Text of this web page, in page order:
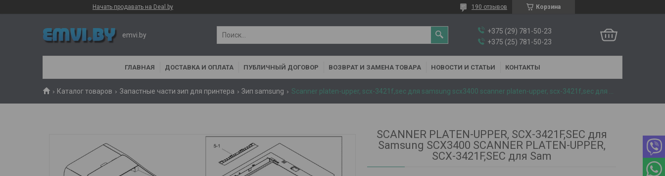
Начать продавать на Deal.by Корзина
190 отзывов
emvi.by
+375 (29) 781-50-23
+375 (25) 781-50-23
ГЛАВНАЯ ДОСТАВКА И ОПЛАТА ПУБЛИЧНЫЙ ДОГОВОР ВОЗВРАТ И ЗАМЕНА ТОВАРА НОВОСТИ И СТАТЬИ КОНТАКТЫ
Каталог товаров Запастные части зип для принтера Зип samsung
SCANNER PLATEN-UPPER, SCX-3421F,SEC для
Samsung SCX3400 SCANNER PLATEN-UPPER,
SCX-3421F,SEC для Sam